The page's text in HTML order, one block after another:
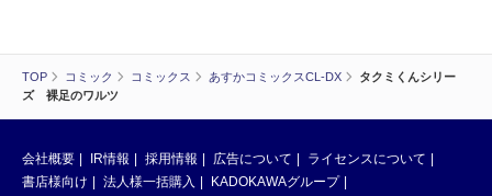
TOP コミック コミックス あすかコミックスCL-DX
タクミくんシリー
ズ 裸足のワルツ
会社概要 IR情報 採用情報 広告について
ライセンスについて
書店様向け
法人様一括購入 KADOKAWAグループ